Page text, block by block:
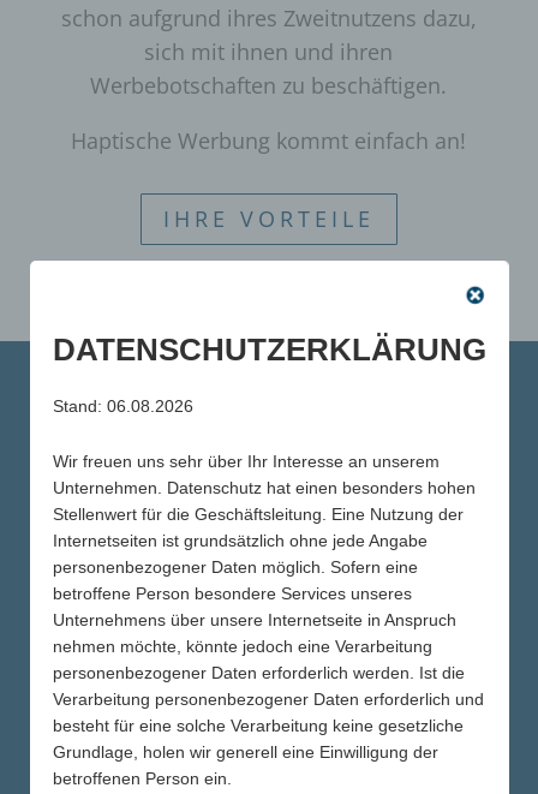
schon aufgrund ihres Zweitnutzens dazu,
sich mit ihnen und ihren
Werbebotschaften zu beschäftigen.
Haptische Werbung kommt einfach an!
IHRE VORTEILE
IHREVORTEILE
BESSERER RECALL
DATENSCHUTZERKLÄRUNG
Stand: 06.08.2026
Wir freuen uns sehr über Ihr Interesse an unserem
Unternehmen. Datenschutz hat einen besonders hohen
Stellenwert für die Geschäftsleitung. Eine Nutzung der
Internetseiten ist grundsätzlich ohne jede Angabe
personenbezogener Daten möglich. Sofern eine
betroffene Person besondere Services unseres
Unternehmens über unsere Internetseite in Anspruch
nehmen möchte, könnte jedoch eine Verarbeitung
personenbezogener Daten erforderlich werden. Ist die
Verarbeitung personenbezogener Daten erforderlich und
besteht für eine solche Verarbeitung keine gesetzliche
Grundlage, holen wir generell eine Einwilligung der
betroffenen Person ein.